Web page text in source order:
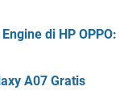
di HP OPPO:
A07 Gratis